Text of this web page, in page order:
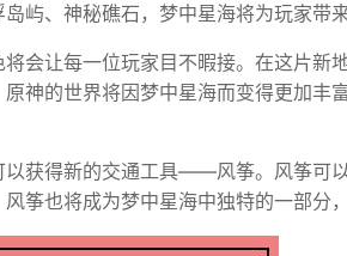
屿、神秘礁石，梦中星海将为玩家带
会让每一位玩家目不暇接。在这片新
神的世界将因梦中星海而变得更加丰富
以获得新的交通工具——风筝。风筝可
筝也将成为梦中星海中独特的一部分